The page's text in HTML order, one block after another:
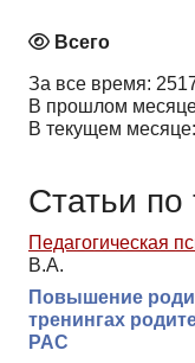
Всего
За все время:
В прошлом
В текущем
Статьи по
Педагогическая
В.А.
Повышение
тренингах
РАС